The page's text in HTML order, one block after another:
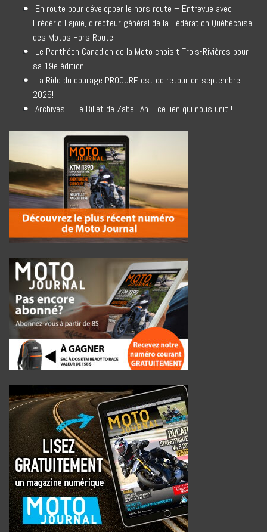
En route pour développer le hors route – Entrevue avec
Frédéric Lajoie, directeur général de la Fédération Québécoise
des Motos Hors Route
Le Panthéon Canadien de la Moto choisit Trois-Rivières pour
sa 19e édition
La Ride du courage PROCURE est de retour en septembre
2026!
Archives – Le Billet de Zabel. Ah… ce lien qui nous unit !